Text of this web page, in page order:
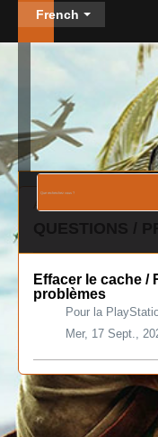
French
Effacer le cache /
problèmes
Mer, 17 Sept.,